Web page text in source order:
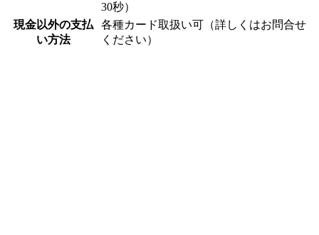
30秒）
現金以外の支払
い方法
各種カード取扱い可（詳しくはお問合せ
ください）